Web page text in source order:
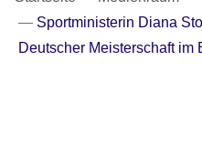
Sportministerin Diana
Deutscher Meisterschaft im